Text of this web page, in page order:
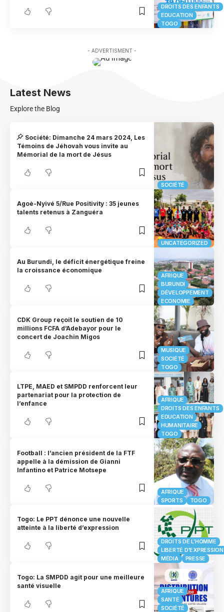
DROITS DES ENFANTS
EDUCATION
TOGO
- ADVERTISMENT -
Latest News
Explore the Blog
SOCIÉTÉ
Société: Dimanche 24 mars 2024, Les
Témoins de Jéhovah vous invite au
Mémorial de la mort de Jésus
UNCATEGORIZED
Agoè-Nyivé 5/Rue Positivity : 35 jeunes
talents retenus à Zanguéra
AFRIQUE
BURUNDI
DÉVELOPPEMENT
ECONOMIE
Au Burundi, le déficit énergétique freine
la croissance économique
MUSIQUE
SOCIÉTÉ
TOGO
CDK Group reçoit le soutien de 10
millions FCFA d’Adebayor pour le
concert de Joachin Migos
AFRIQUE
DROITS DES ENFANTS
EDUCATION
HUMANITAIRE
TOGO
LTPE, MAED et SMPDD renforcent leur
partenariat pour la protection de
l’enfance
AFRIQUE
SPORTS
TOGO
Football : l’ancien président de la FTF
appelle à la démission de Gianni
Infantino et Patrice Motsepe
DROITS DE L'HOMME
LIBERTÉ D'EXPRESSION
MÉDIA
PRESSE
Togo: Le PPT dénonce une nouvelle
atteinte à la liberté d’expression
AFRIQUE
SANTÉ
SOCIÉTÉ
Togo: La SMPDD agit pour une meilleure
santé visuelle